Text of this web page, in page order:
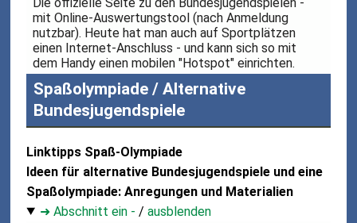
mit Online-Auswertungstool (nach Anmeldung
nutzbar). Heute hat man auch auf Sportplätzen
einen Internet-Anschluss - und kann sich so mit
dem Handy einen mobilen "Hotspot" einrichten.
Spaßolympiade / Alternative
Bundesjugendspiele
Linktipps Spaß-Olympiade
Ideen für alternative Bundesjugendspiele und eine
Spaßolympiade: Anregungen und Materialien
➜ Abschnitt ein - /ausblenden